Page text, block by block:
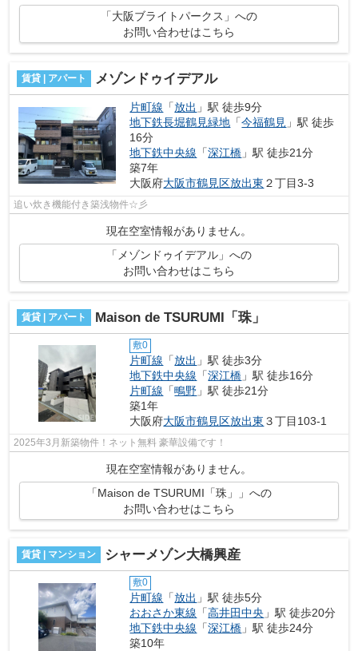
「大阪ブライトパークス」への
お問い合わせはこちら
賃貸 | アパート メゾンドゥイデアル
片町線 「放出 」駅 徒歩9分
地下鉄長堀鶴見緑地 「今福鶴見 」駅 徒歩
16分
地下鉄中央線 「深江橋 」駅 徒歩21分
築7年
大阪府大阪市鶴見区放出東 ２丁目3-3
追い炊き機能付き築浅物件☆彡
現在空室情報がありません。
「メゾンドゥイデアル」への
お問い合わせはこちら
賃貸 | アパート Maison de TSURUMI「珠」
敷0
片町線 「放出 」駅 徒歩3分
地下鉄中央線 「深江橋 」駅 徒歩16分
片町線 「鴫野 」駅 徒歩21分
築1年
大阪府大阪市鶴見区放出東 ３丁目103-1
2025年3月新築物件！ネット無料 豪華設備です！
現在空室情報がありません。
「Maison de TSURUMI「珠」」への
お問い合わせはこちら
賃貸 | マンション シャーメゾン大橋興産
敷0
片町線 「放出 」駅 徒歩5分
おおさか東線 「高井田中央 」駅 徒歩20分
地下鉄中央線 「深江橋 」駅 徒歩24分
築10年